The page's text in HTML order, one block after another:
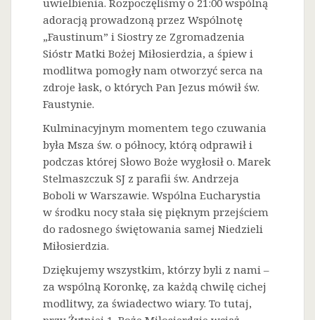
uwielbienia. Rozpoczęliśmy o 21:00 wspólną
adoracją prowadzoną przez Wspólnotę
„Faustinum” i Siostry ze Zgromadzenia
Sióstr Matki Bożej Miłosierdzia, a śpiew i
modlitwa pomogły nam otworzyć serca na
zdroje łask, o których Pan Jezus mówił św.
Faustynie.
Kulminacyjnym momentem tego czuwania
była Msza św. o północy, którą odprawił i
podczas której Słowo Boże wygłosił o. Marek
Stelmaszczuk SJ z parafii św. Andrzeja
Boboli w Warszawie. Wspólna Eucharystia
w środku nocy stała się pięknym przejściem
do radosnego świętowania samej Niedzieli
Miłosierdzia.
Dziękujemy wszystkim, którzy byli z nami –
za wspólną Koronkę, za każdą chwilę cichej
modlitwy, za świadectwo wiary. To tutaj,